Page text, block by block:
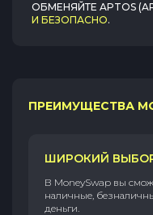
ОБМЕНЯЙТЕ APTOS
И БЕЗОПАСНО.
ПРЕИМУЩЕСТВА
ШИРОКИЙ
В MoneySwap вы
наличные,
деньги.